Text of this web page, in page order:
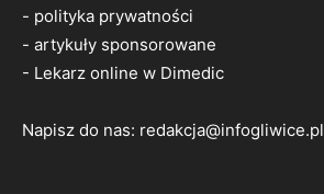
- polityka prywatności
- artykuły sponsorowane
- Lekarz online w Dimedic
Napisz do nas: redakcja@infogliwice.pl